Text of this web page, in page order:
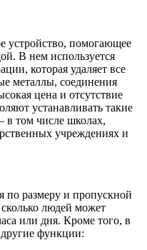
устройство, помогающее
В нем используется
которая удаляет все
металлы, соединения
цена и отсутствие
устанавливать такие
в том числе школах,
учреждениях и
по размеру и пропускной
сколько людей может
или дня. Кроме того, в
функции: